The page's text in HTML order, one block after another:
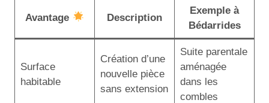
Avantage Description
Exemple à
Bédarrides
Surface
habitable
Création d’une
nouvelle pièce
sans extension
Suite parentale
aménagée
dans les
combles